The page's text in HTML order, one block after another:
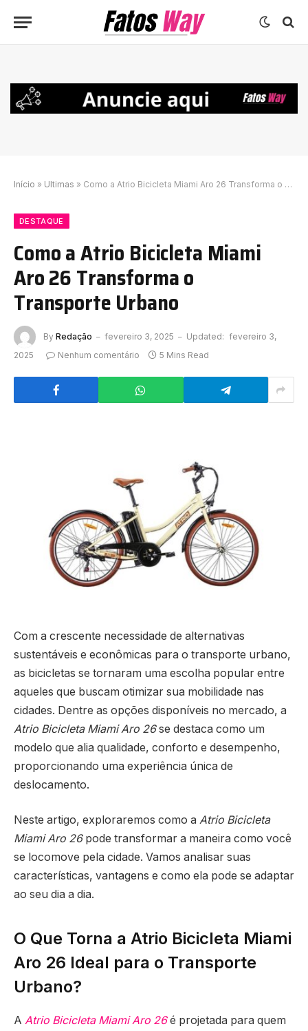
Início » Ultimas » Como a Atrio Bicicleta Miami Aro 26 Transforma o Transporte Urbano
DESTAQUE
Como a Atrio Bicicleta Miami
Aro 26 Transforma o
Transporte Urbano
By Redação fevereiro 3, 2025 Updated: fevereiro 3,
2025
Nenhum comentário 5 Mins Read
Com a crescente necessidade de alternativas
sustentáveis e econômicas para o transporte urbano,
as bicicletas se tornaram uma escolha popular entre
aqueles que buscam otimizar sua mobilidade nas
cidades. Dentre as opções disponíveis no mercado, a
Atrio Bicicleta Miami Aro 26se destaca como um
modelo que alia qualidade, conforto e desempenho,
proporcionando uma experiência única de
deslocamento.
Neste artigo, exploraremos como a Atrio Bicicleta
Miami Aro 26pode transformar a maneira como você
se locomove pela cidade. Vamos analisar suas
características, vantagens e como ela pode se adaptar
ao seu dia a dia.
O Que Torna a Atrio Bicicleta Miami
Aro 26 Ideal para o Transporte
Urbano?
A Atrio Bicicleta Miami Aro 26é projetada para quem